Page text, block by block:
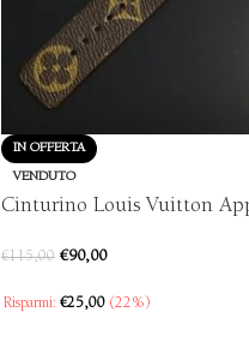
IN OFFERTA
VENDUTO
Cinturino Louis Vuitton
€115,00 €90,00
Risparmi: €25,00 (22%)